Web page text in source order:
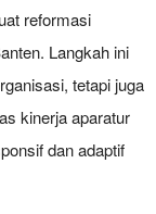
reformasi
Langkah ini
tetapi juga
kinerja aparatur
dan adaptif